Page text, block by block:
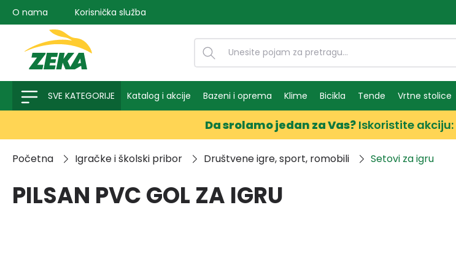
pretragu Preskoči na glavnu navigaciju
O nama Korisnička služba
SVE KATEGORIJE Katalog i akcije Bazeni i oprema Klime Bicikla Tende Vrtne stolice
Da srolamo jedan za Vas? Iskoristite akciju:
Početna Igračke i školski pribor Društvene igre, sport, romobili Setovi za igru
PILSAN PVC GOL ZA IGRU